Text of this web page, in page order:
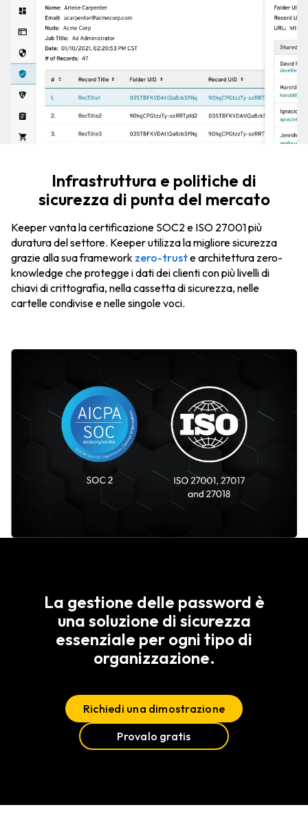
Infrastruttura e politiche di
sicurezza di punta del mercato
Keeper vanta la certificazione SOC2 e ISO 27001 più
duratura del settore. Keeper utilizza la migliore sicurezza
grazie alla sua framework zero-truste architettura zero-
knowledge che protegge i dati dei clienti con più livelli di
chiavi di crittografia, nella cassetta di sicurezza, nelle
cartelle condivise e nelle singole voci.
La gestione delle password è
una soluzione di sicurezza
essenziale per ogni tipo di
organizzazione.
Richiedi una dimostrazione
Provalo gratis